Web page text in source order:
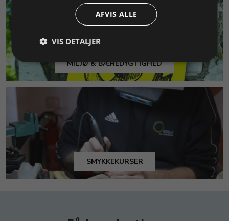
MILJØ & BÆREDYGTIGHED
SMYKKEKURSER
AFVIS ALLE
VIS DETALJER